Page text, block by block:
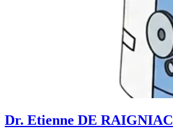
Dr. Etienne DE RAIGNIAC